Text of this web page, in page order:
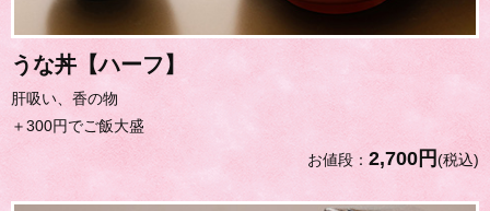
うな丼【ハーフ】
肝吸い、香の物
＋300円でご飯大盛
お値段： 2,700円(税込)